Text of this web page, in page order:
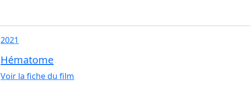
2021
Hématome
Voir la fiche du film